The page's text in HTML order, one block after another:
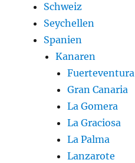
Schweiz
Seychellen
Spanien
Kanaren
Fuerteventura
Gran Canaria
La Gomera
La Graciosa
La Palma
Lanzarote